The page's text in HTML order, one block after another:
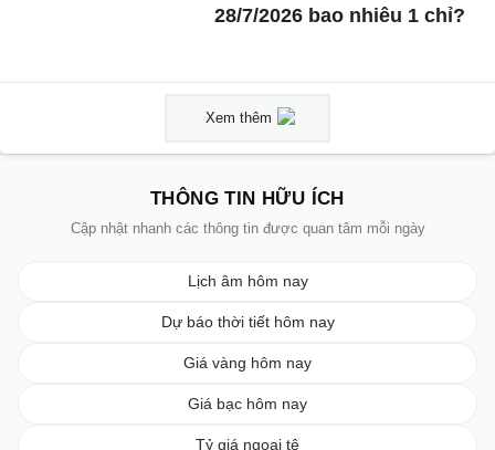
28/7/2026 bao nhiêu 1 chỉ?
Xem thêm
THÔNG TIN HỮU ÍCH
Cập nhật nhanh các thông tin được quan tâm mỗi ngày
Lịch âm hôm nay
Dự báo thời tiết hôm nay
Giá vàng hôm nay
Giá bạc hôm nay
Tỷ giá ngoại tệ